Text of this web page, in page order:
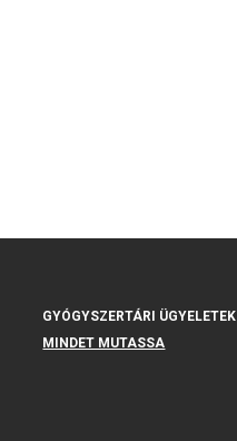
GYÓGYSZERTÁRI ÜGYELETEK
MINDET MUTASSA